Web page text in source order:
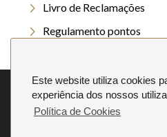
Este website utiliza cookies
experiência dos nossos
Política de Cookies
Livro de Reclamações
Regulamento pontos
2026. Anela | Todos os direitos